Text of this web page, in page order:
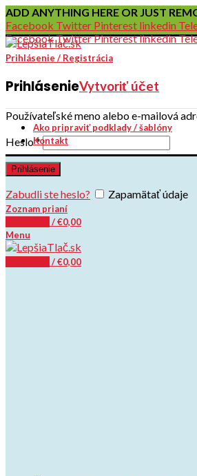
ADD ANYTHING HERE OR JUST
Facebook Twitter Pinterest linkedin
FacebookTwitterPinterestlinkedin
Prihlásenie / Registrácia
PrihlásenieVytvoriť účet
Používateľské meno alebo e-mailová
Heslo*
Prihlásenie
Zabudli ste heslo? Zapamätať údaje
Zoznam prianí
/€0,00
Menu
/€0,00
Ako pripraviť podklady / šablóny
Kontakt